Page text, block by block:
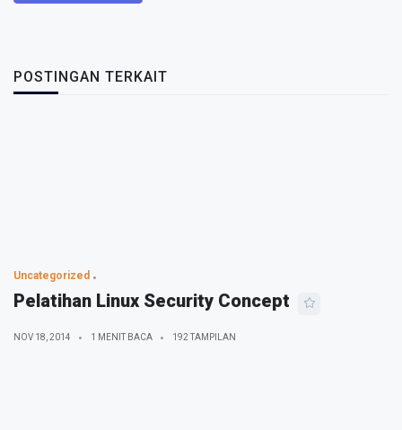
POSTINGAN TERKAIT
Uncategorized
Pelatihan Linux Security Concept
NOV 18, 2014 1 MENIT BACA 192 TAMPILAN